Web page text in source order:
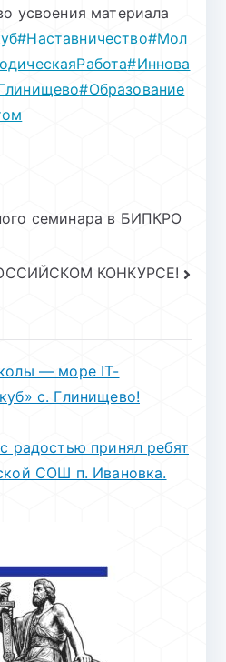
усвоения материала
#Наставничество#Мол
#Иннова
#Образование
семинара в БИПКРО
КОНКУРСЕ!
— море IT-
с. Глинищево!
радостью принял ребят
СОШ п. Ивановка.